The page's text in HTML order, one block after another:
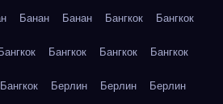
Банан Банан Бангкок Бангкок
Бангкок Бангкок Бангкок Бангкок
Бангкок Берлин Берлин Берлин